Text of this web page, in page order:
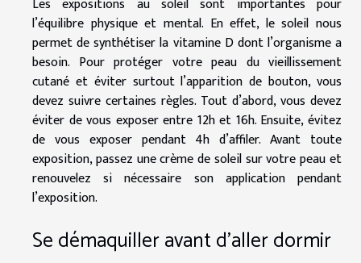
Les expositions au soleil sont importantes pour
l’équilibre physique et mental. En effet, le soleil nous
permet de synthétiser la vitamine D dont l’organisme a
besoin. Pour protéger votre peau du vieillissement
cutané et éviter surtout l’apparition de bouton, vous
devez suivre certaines règles. Tout d’abord, vous devez
éviter de vous exposer entre 12h et 16h. Ensuite, évitez
de vous exposer pendant 4h d’affiler. Avant toute
exposition, passez une crème de soleil sur votre peau et
renouvelez si nécessaire son application pendant
l’exposition.
Se démaquiller avant d’aller dormir